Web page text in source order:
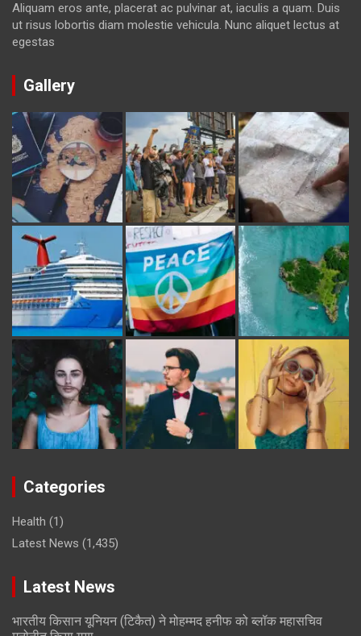
Aliquam eros ante, placerat ac pulvinar at, iaculis a quam. Duis
ut risus lobortis diam molestie vehicula. Nunc aliquet lectus at
egestas
Gallery
Categories
Health (1)
Latest News (1,435)
Latest News
भारतीय किसान यूनियन (टिकैत) ने मोहम्मद हनीफ को ब्लॉक महासचिव